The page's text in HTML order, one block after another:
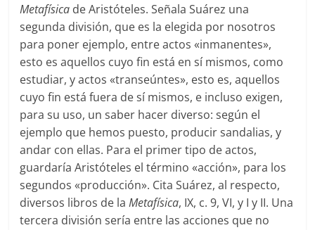
Metafísica de Aristóteles. Señala Suárez una
segunda división, que es la elegida por nosotros
para poner ejemplo, entre actos «inmanentes»,
esto es aquellos cuyo fin está en sí mismos, como
estudiar, y actos «transeúntes», esto es, aquellos
cuyo fin está fuera de sí mismos, e incluso exigen,
para su uso, un saber hacer diverso: según el
ejemplo que hemos puesto, producir sandalias, y
andar con ellas. Para el primer tipo de actos,
guardaría Aristóteles el término «acción», para los
segundos «producción». Cita Suárez, al respecto,
diversos libros de laMetafísica, IX, c. 9, VI, y I y II. Una
tercera división sería entre las acciones que no